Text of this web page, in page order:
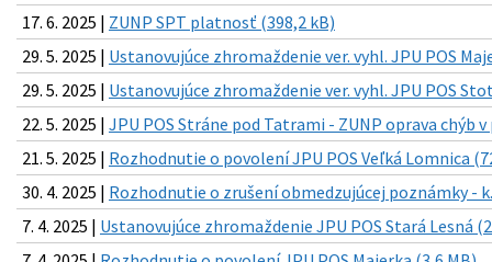
17. 6. 2025 | ZUNP SPT platnosť (398,2 kB)
29. 5. 2025 | Ustanovujúce zhromaždenie ver. vyhl. JPU POS
29. 5. 2025 | Ustanovujúce zhromaždenie ver. vyhl. JPU POS
22. 5. 2025 | JPU POS Stráne pod Tatrami - ZUNP oprava chýb
21. 5. 2025 | Rozhodnutie o povolení JPU POS Veľká Lomnica
30. 4. 2025 | Rozhodnutie o zrušení obmedzujúcej poznámky -
7. 4. 2025 | Ustanovujúce zhromaždenie JPU POS Stará Lesná